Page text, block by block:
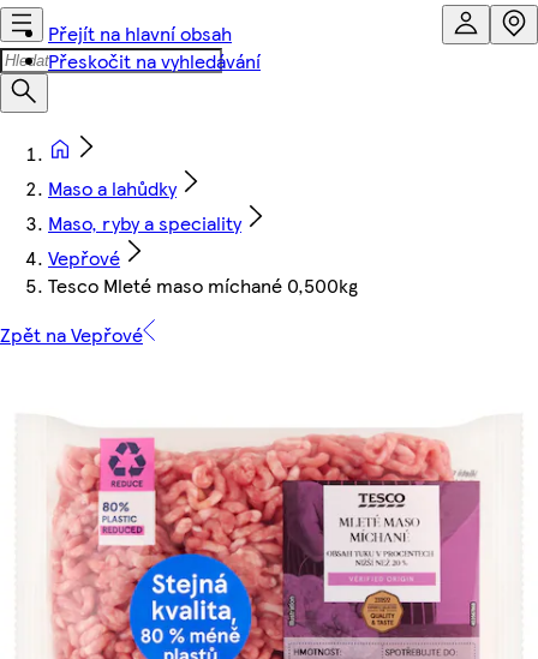
Přejít na hlavní obsah
Přeskočit na vyhledávání
Maso a lahůdky
Maso, ryby a speciality
Vepřové
Tesco Mleté maso míchané 0,500kg
Zpět na Vepřové